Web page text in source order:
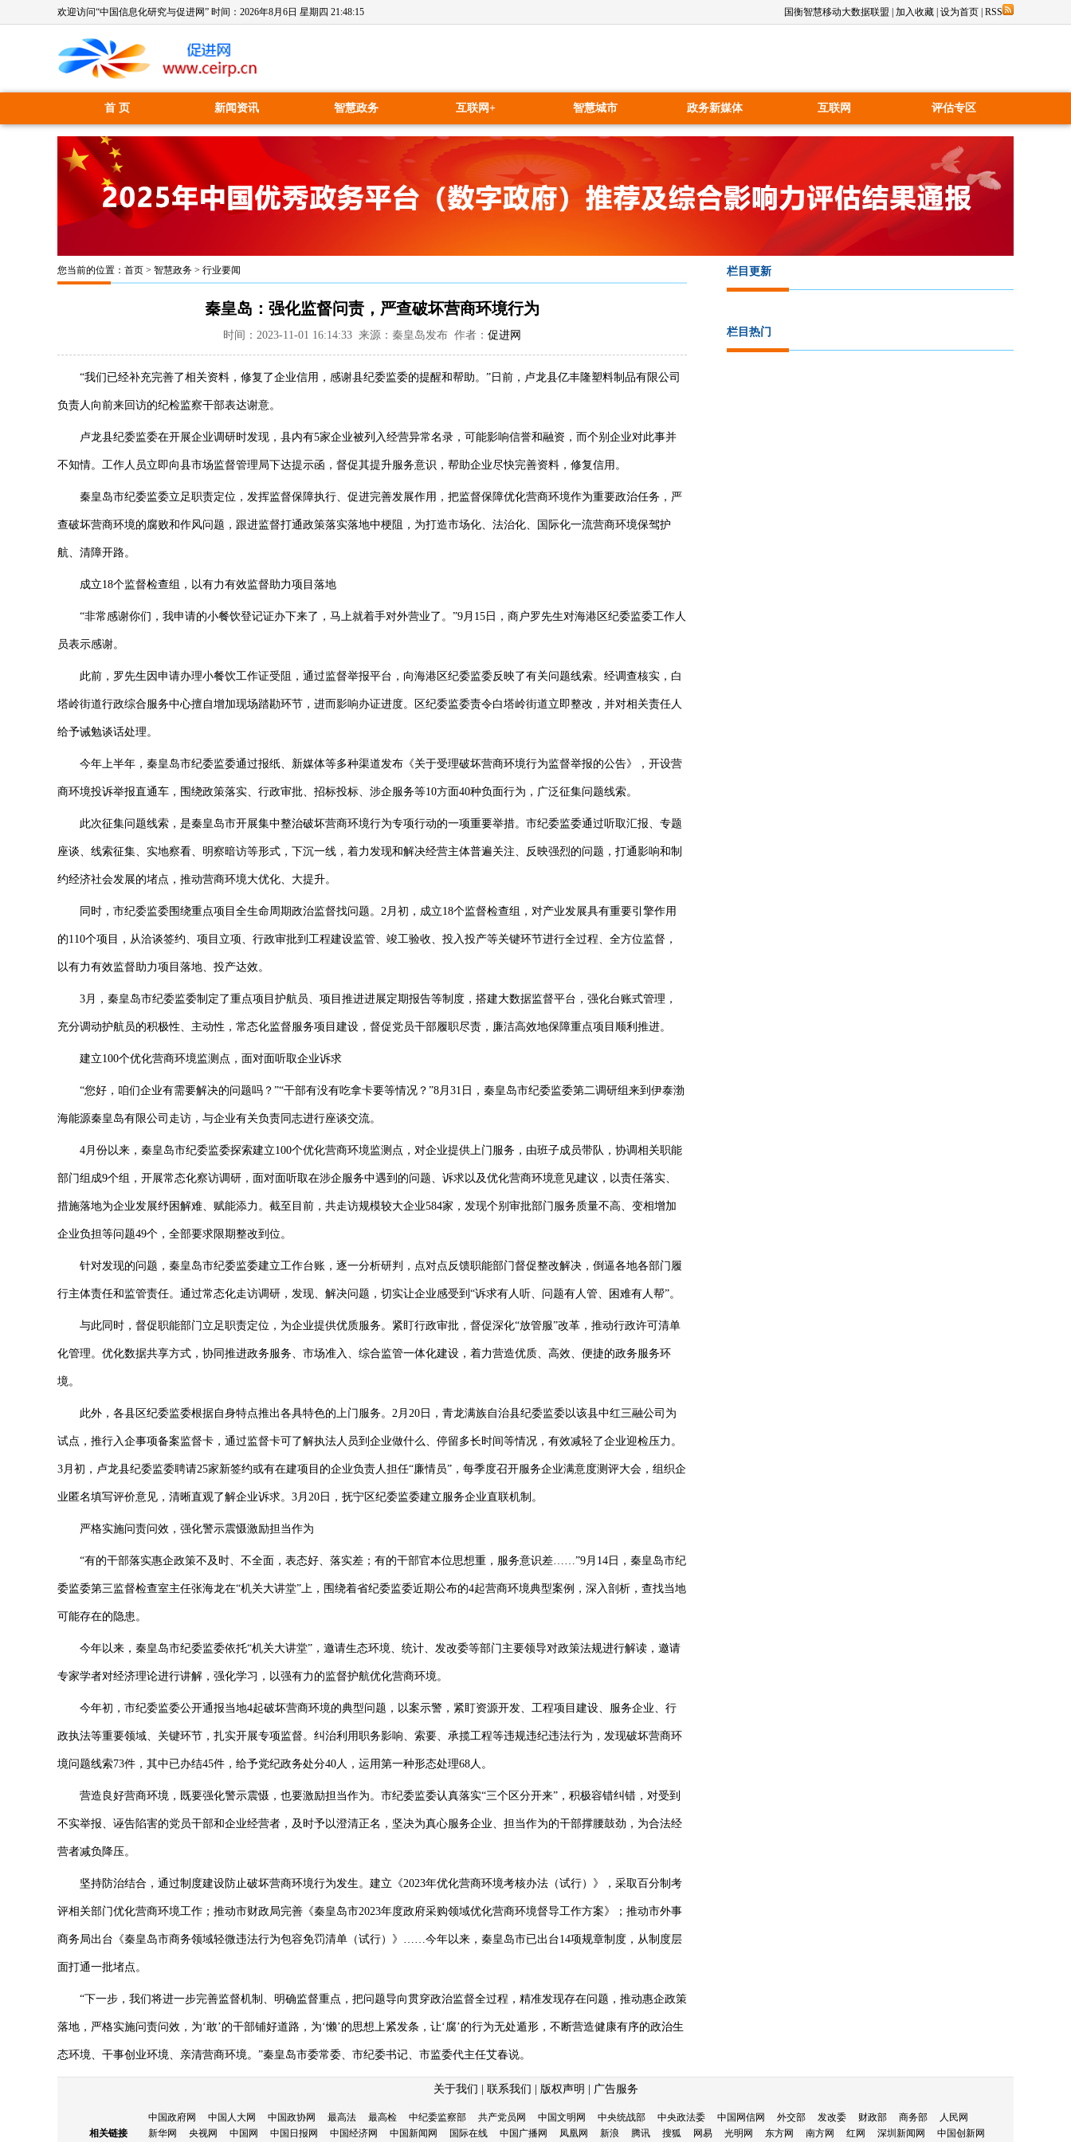
欢迎访问“中国信息化研究与促进网” 时间： 2026年8月6日 星期四 21:48:16 国衡智慧移动大数据联盟 加入收藏 设为首页 RSS
首 页 新闻资讯 智慧政务 互联网+ 智慧城市 政务新媒体 互联网 评估专区
您当前的位置： 首页 > 智慧政务 > 行业要闻
秦皇岛：强化监督问责，严查破坏营商环境行为
时间：2023-11-01 16:14:33 来源：秦皇岛发布 作者： 促进网
“我们已经补充完善了相关资料，修复了企业信用，感谢县纪委监委的提醒和帮助。”日前，卢龙县亿丰隆塑料制品有限公司
负责人向前来回访的纪检监察干部表达谢意。
卢龙县纪委监委在开展企业调研时发现，县内有5家企业被列入经营异常名录，可能影响信誉和融资，而个别企业对此事并
不知情。工作人员立即向县市场监督管理局下达提示函，督促其提升服务意识，帮助企业尽快完善资料，修复信用。
秦皇岛市纪委监委立足职责定位，发挥监督保障执行、促进完善发展作用，把监督保障优化营商环境作为重要政治任务，严
查破坏营商环境的腐败和作风问题，跟进监督打通政策落实落地中梗阻，为打造市场化、法治化、国际化一流营商环境保驾护
航、清障开路。
成立18个监督检查组，以有力有效监督助力项目落地
“非常感谢你们，我申请的小餐饮登记证办下来了，马上就着手对外营业了。”9月15日，商户罗先生对海港区纪委监委工作人
员表示感谢。
此前，罗先生因申请办理小餐饮工作证受阻，通过监督举报平台，向海港区纪委监委反映了有关问题线索。经调查核实，白
塔岭街道行政综合服务中心擅自增加现场踏勘环节，进而影响办证进度。区纪委监委责令白塔岭街道立即整改，并对相关责任人
给予诫勉谈话处理。
今年上半年，秦皇岛市纪委监委通过报纸、新媒体等多种渠道发布《关于受理破坏营商环境行为监督举报的公告》，开设营
商环境投诉举报直通车，围绕政策落实、行政审批、招标投标、涉企服务等10方面40种负面行为，广泛征集问题线索。
此次征集问题线索，是秦皇岛市开展集中整治破坏营商环境行为专项行动的一项重要举措。市纪委监委通过听取汇报、专题
座谈、线索征集、实地察看、明察暗访等形式，下沉一线，着力发现和解决经营主体普遍关注、反映强烈的问题，打通影响和制
约经济社会发展的堵点，推动营商环境大优化、大提升。
同时，市纪委监委围绕重点项目全生命周期政治监督找问题。2月初，成立18个监督检查组，对产业发展具有重要引擎作用
的110个项目，从洽谈签约、项目立项、行政审批到工程建设监管、竣工验收、投入投产等关键环节进行全过程、全方位监督，
以有力有效监督助力项目落地、投产达效。
3月，秦皇岛市纪委监委制定了重点项目护航员、项目推进进展定期报告等制度，搭建大数据监督平台，强化台账式管理，
充分调动护航员的积极性、主动性，常态化监督服务项目建设，督促党员干部履职尽责，廉洁高效地保障重点项目顺利推进。
建立100个优化营商环境监测点，面对面听取企业诉求
“您好，咱们企业有需要解决的问题吗？”“干部有没有吃拿卡要等情况？”8月31日，秦皇岛市纪委监委第二调研组来到伊泰渤
海能源秦皇岛有限公司走访，与企业有关负责同志进行座谈交流。
4月份以来，秦皇岛市纪委监委探索建立100个优化营商环境监测点，对企业提供上门服务，由班子成员带队，协调相关职能
部门组成9个组，开展常态化察访调研，面对面听取在涉企服务中遇到的问题、诉求以及优化营商环境意见建议，以责任落实、
措施落地为企业发展纾困解难、赋能添力。截至目前，共走访规模较大企业584家，发现个别审批部门服务质量不高、变相增加
企业负担等问题49个，全部要求限期整改到位。
针对发现的问题，秦皇岛市纪委监委建立工作台账，逐一分析研判，点对点反馈职能部门督促整改解决，倒逼各地各部门履
行主体责任和监管责任。通过常态化走访调研，发现、解决问题，切实让企业感受到“诉求有人听、问题有人管、困难有人帮”。
与此同时，督促职能部门立足职责定位，为企业提供优质服务。紧盯行政审批，督促深化“放管服”改革，推动行政许可清单
化管理。优化数据共享方式，协同推进政务服务、市场准入、综合监管一体化建设，着力营造优质、高效、便捷的政务服务环
境。
此外，各县区纪委监委根据自身特点推出各具特色的上门服务。2月20日，青龙满族自治县纪委监委以该县中红三融公司为
试点，推行入企事项备案监督卡，通过监督卡可了解执法人员到企业做什么、停留多长时间等情况，有效减轻了企业迎检压力。
3月初，卢龙县纪委监委聘请25家新签约或有在建项目的企业负责人担任“廉情员”，每季度召开服务企业满意度测评大会，组织企
业匿名填写评价意见，清晰直观了解企业诉求。3月20日，抚宁区纪委监委建立服务企业直联机制。
严格实施问责问效，强化警示震慑激励担当作为
“有的干部落实惠企政策不及时、不全面，表态好、落实差；有的干部官本位思想重，服务意识差……”9月14日，秦皇岛市纪
委监委第三监督检查室主任张海龙在“机关大讲堂”上，围绕着省纪委监委近期公布的4起营商环境典型案例，深入剖析，查找当地
可能存在的隐患。
今年以来，秦皇岛市纪委监委依托“机关大讲堂”，邀请生态环境、统计、发改委等部门主要领导对政策法规进行解读，邀请
专家学者对经济理论进行讲解，强化学习，以强有力的监督护航优化营商环境。
今年初，市纪委监委公开通报当地4起破坏营商环境的典型问题，以案示警，紧盯资源开发、工程项目建设、服务企业、行
政执法等重要领域、关键环节，扎实开展专项监督。纠治利用职务影响、索要、承揽工程等违规违纪违法行为，发现破坏营商环
境问题线索73件，其中已办结45件，给予党纪政务处分40人，运用第一种形态处理68人。
营造良好营商环境，既要强化警示震慑，也要激励担当作为。市纪委监委认真落实“三个区分开来”，积极容错纠错，对受到
不实举报、诬告陷害的党员干部和企业经营者，及时予以澄清正名，坚决为真心服务企业、担当作为的干部撑腰鼓劲，为合法经
营者减负降压。
坚持防治结合，通过制度建设防止破坏营商环境行为发生。建立《2023年优化营商环境考核办法（试行）》，采取百分制考
评相关部门优化营商环境工作；推动市财政局完善《秦皇岛市2023年度政府采购领域优化营商环境督导工作方案》；推动市外事
商务局出台《秦皇岛市商务领域轻微违法行为包容免罚清单（试行）》……今年以来，秦皇岛市已出台14项规章制度，从制度层
面打通一批堵点。
“下一步，我们将进一步完善监督机制、明确监督重点，把问题导向贯穿政治监督全过程，精准发现存在问题，推动惠企政策
落地，严格实施问责问效，为‘敢’的干部铺好道路，为‘懒’的思想上紧发条，让‘腐’的行为无处遁形，不断营造健康有序的政治生
态环境、干事创业环境、亲清营商环境。”秦皇岛市委常委、市纪委书记、市监委代主任艾春说。
栏目更新
栏目热门
关于我们 联系我们 版权声明 广告服务
相关链接
中国政府网 中国人大网 中国政协网 最高法 最高检 中纪委监察部 共产党员网 中国文明网 中央统战部 中央政法委 中国网信网 外交部 发改委 财政部 商务部
人民网
新华网
央视网 中国网 中国日报网 中国经济网 中国新闻网 国际在线 中国广播网 凤凰网 新浪 腾讯 搜狐 网易 光明网 东方网 南方网 红网 深圳新闻网 中国创新网